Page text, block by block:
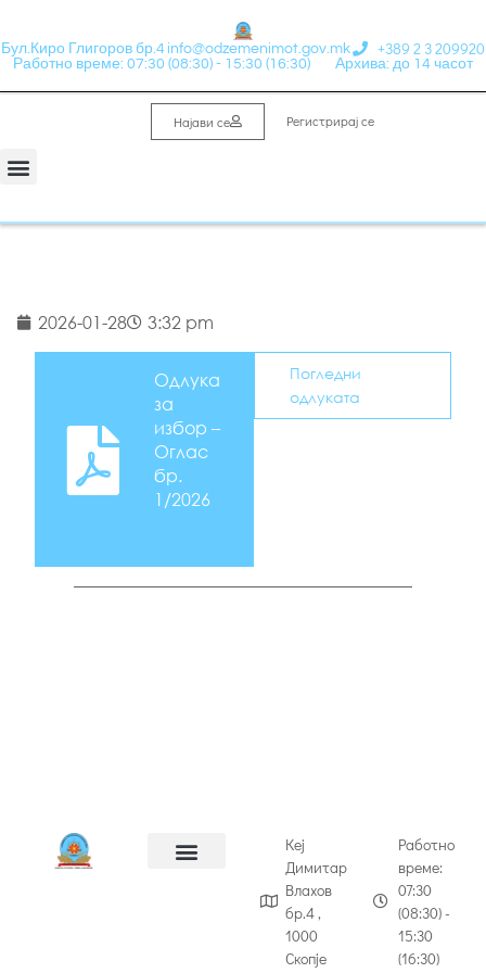
Бул.Киро Глигоров бр.4 info@odzemenimot.gov.mk +389 2 3 209920
Работно време: 07:30 (08:30) - 15:30 (16:30) Архива: до 14 часот
Најави се Регистрирај се
2026-01-28 3:32 pm
Одлука
за
избор –
Оглас
бр.
1/2026
Погледни
одлуката
Кеј
Димитар
Влахов
бр.4 ,
1000
Скопје
Работно
време:
07:30
(08:30) -
15:30
(16:30)